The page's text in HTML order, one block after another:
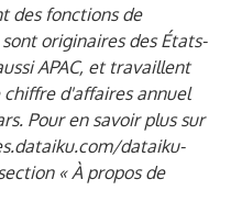
des fonctions de
originaires des États-
APAC, et travaillent
d'affaires annuel
Pour en savoir plus sur
dataiku-
« À propos de